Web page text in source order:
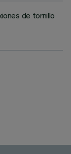
de tornillo